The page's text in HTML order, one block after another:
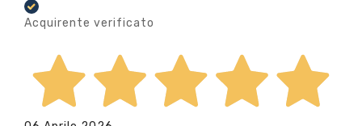
Acquirente verificato